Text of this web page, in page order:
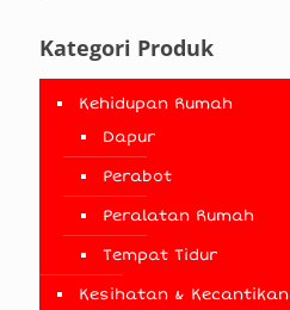
Kategori Produk
Kehidupan Rumah
Dapur
Perabot
Peralatan Rumah
Tempat Tidur
Kesihatan & Kecantikan